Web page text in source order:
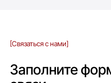
[Связаться с нами]
Заполните